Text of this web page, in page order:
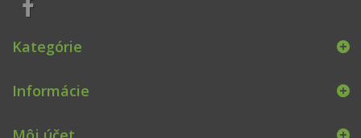
Kategórie
Informácie